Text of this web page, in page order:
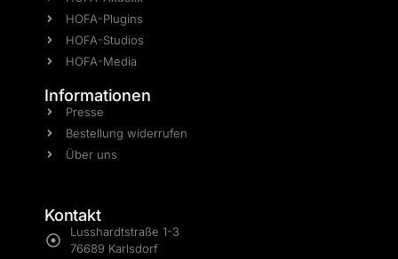
HOFA-Plugins
HOFA-Studios
HOFA-Media
Informationen
Presse
Bestellung widerrufen
Über uns
Kontakt
Lusshardtstraße 1-3
76689 Karlsdorf